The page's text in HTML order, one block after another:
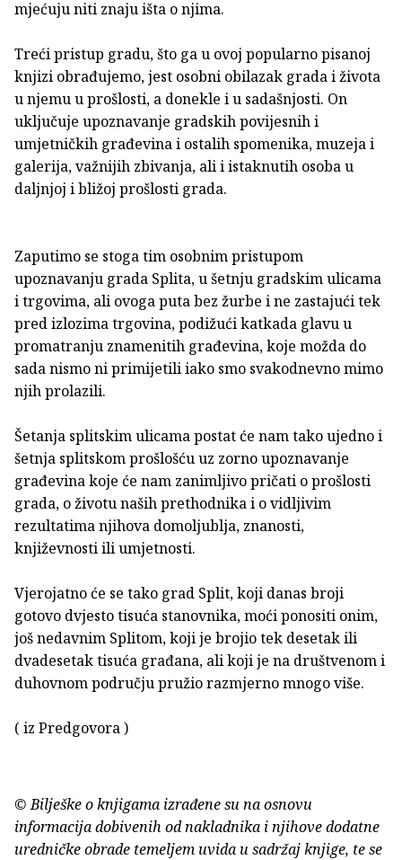
mjećuju niti znaju išta o njima.
Treći pristup gradu, što ga u ovoj popularno pisanoj
knjizi obrađujemo, jest osobni obilazak grada i života
u njemu u prošlosti, a donekle i u sadaš­njosti. On
uključuje upoznavanje gradskih povijesnih i
umjetničkih građe­vina i ostalih spomenika, muzeja i
galerija, važnijih zbivanja, ali i istaknu­tih osoba u
daljnjoj i bližoj prošlosti grada.
Zaputimo se stoga tim osobnim pristupom
upoznavanju grada Splita, u šet­nju gradskim ulicama
i trgovima, ali ovoga puta bez žurbe i ne zastajući tek
pred izlozima trgovina, podižući katkada glavu u
promatranju znamenitih građevina, koje možda do
sada nismo ni primijetili iako smo svakodnevno mimo
njih prolazili.
Šetanja splitskim ulicama postat će nam tako ujedno i
šetnja splitskom prošlošću uz zorno upoznavanje
građevina koje će nam zanimljivo pričati o prošlosti
grada, o životu naših prethodnika i o vidljivim
rezultatima nji­hova domoljublja, znanosti,
književnosti ili umjetnosti.
Vjerojatno će se tako grad Split, koji danas broji
gotovo dvjesto tisuća sta­novnika, moći ponositi onim,
još nedavnim Splitom, koji je brojio tek de­setak ili
dvadesetak tisuća građana, ali koji je na društvenom i
duhovnom području pružio razmjerno mnogo više.
( iz Predgovora )
© Bilješke o knjigama izrađene su na osnovu
informacija dobivenih od nakladnika i njihove dodatne
uredničke obrade temeljem uvida u sadržaj knjige, te se